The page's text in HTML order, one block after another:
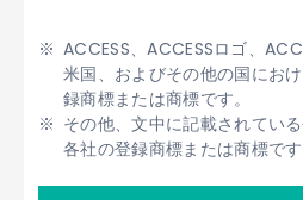
ACCESS、ACCESSロゴ、
米国、およびその他の国にお
録商標または商標です。
その他、文中に記載されてい
各社の登録商標または商標です